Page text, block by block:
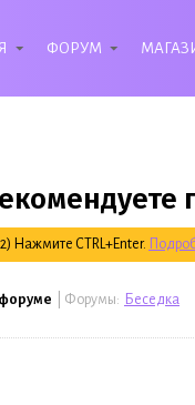
ФОРУМ
Нажмите CTRL+Enter.
| Форумы: Беседка